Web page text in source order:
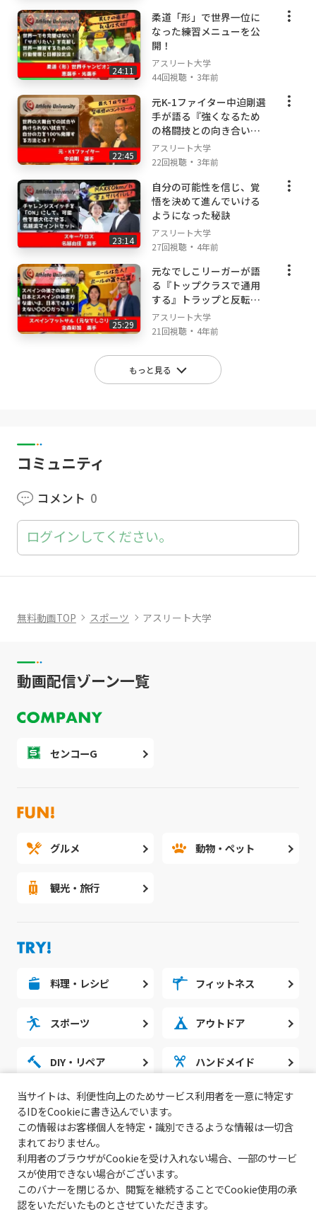
24:11
柔道「形」で世界一位に
なった練習メニューを公
開！
アスリート大学
44回視聴 ・ 3年前
22:45
元K-1ファイター中迫剛選
手が語る『強くなるため
の格闘技との向き合い
方』とは
アスリート大学
22回視聴 ・ 3年前
23:14
自分の可能性を信じ、覚
悟を決めて進んでいける
ようになった秘訣
アスリート大学
27回視聴 ・ 4年前
25:29
元なでしこリーガーが語
る『トップクラスで通用
する』トラップと反転シ
ュートとは
アスリート大学
21回視聴 ・ 4年前
もっと見る
コミュニティ
コメント 0
ログインしてください。
無料動画TOP スポーツ アスリート大学
動画配信ゾーン一覧
センコーG
グルメ 動物・ペット
観光・旅行
料理・レシピ フィットネス
スポーツ アウトドア
DIY・リペア ハンドメイド
勉強・スタディ ノウハウ
当サイトは、利便性向上のためサービス利用者を一意に特定す
るIDをCookieに書き込んでいます。
この情報はお客様個人を特定・識別できるような情報は一切含
まれておりません。
利用者のブラウザがCookieを受け入れない場合、一部のサービ
スが使用できない場合がございます。
このバナーを閉じるか、閲覧を継続することでCookie使用の承
認をいただいたものとさせていただきます。